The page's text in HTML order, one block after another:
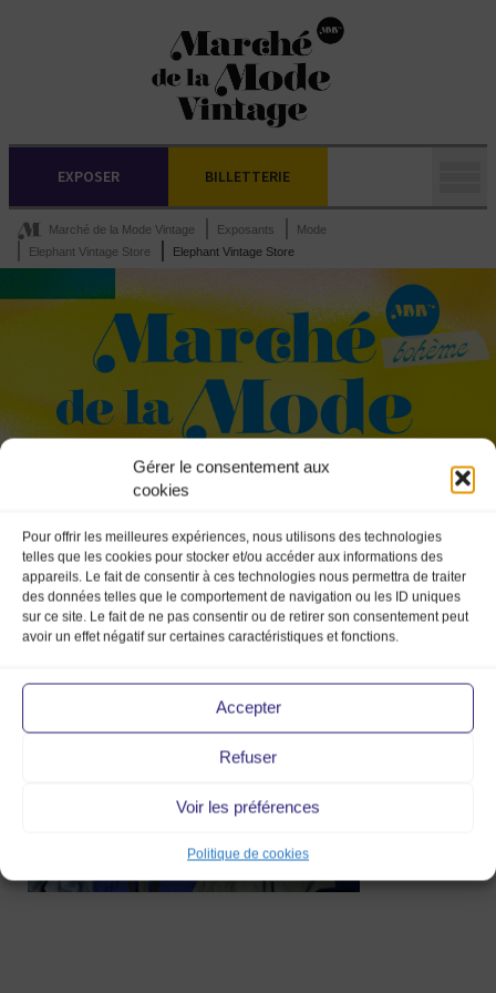
Gérer le consentement aux
cookies
Pour offrir les meilleures expériences, nous utilisons des technologies
telles que les cookies pour stocker et/ou accéder aux informations des
appareils. Le fait de consentir à ces technologies nous permettra de traiter
des données telles que le comportement de navigation ou les ID uniques
sur ce site. Le fait de ne pas consentir ou de retirer son consentement peut
avoir un effet négatif sur certaines caractéristiques et fonctions.
Accepter
Refuser
Voir les préférences
Politique de cookies
EXPOSER BILLETTERIE
Marché de la Mode Vintage Exposants
Mode
Elephant Vintage Store
Elephant Vintage Store
Elephant
Vintage Store
18 Jan 2022